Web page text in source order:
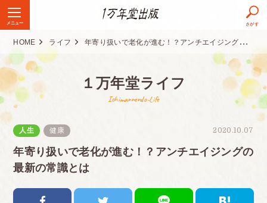
メニュー さがす
HOME ライフ 年寄り扱いで老化が進む！？アンチエイジングの最新の常識とは
１万年堂ライフ
Ichimannendo-Life
2020.10.07
人生 健康
年寄り扱いで老化が進む！？アンチエイジングの
最新の常識とは